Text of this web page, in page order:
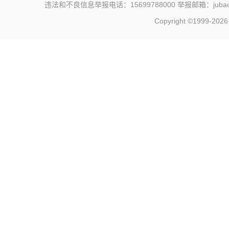
违法和不良信息举报电话：15699788000 举报邮箱：
Copyright ©1999-